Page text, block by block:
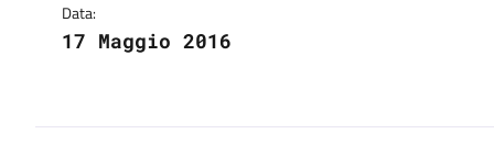
Data:
17 Maggio 2016